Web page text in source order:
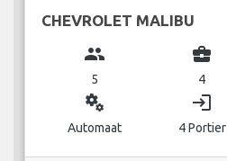
CHEVROLET MALIBU
group
5
business_center
4
miscellaneous_services
Automaat
login
4 Portier